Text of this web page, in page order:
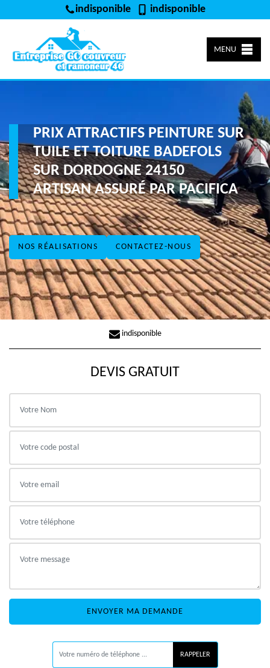
indisponible indisponible
MENU
NOS RÉALISATIONS CONTACTEZ-NOUS
PRIX ATTRACTIFS PEINTURE SUR
TUILE ET TOITURE BADEFOLS
SUR DORDOGNE 24150
ARTISAN ASSURÉ PAR PACIFICA
indisponible
DEVIS GRATUIT